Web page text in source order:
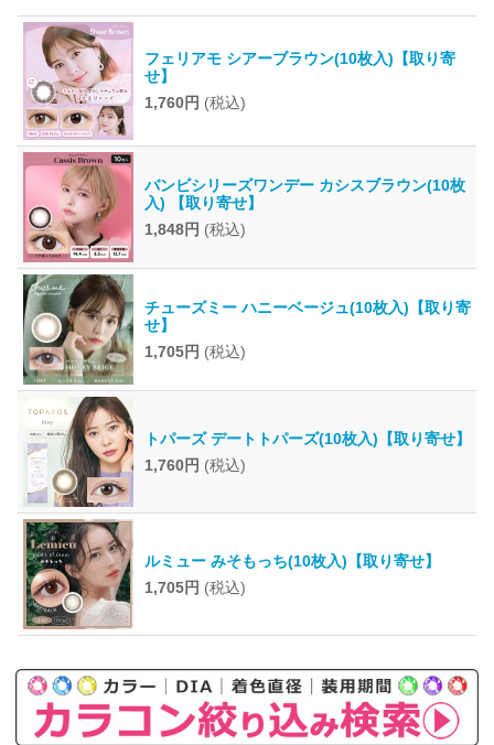
フェリアモ シアーブラウン(10枚入)【取り寄
せ】
1,760円 (税込)
バンビシリーズワンデー カシスブラウン(10枚
入) 【取り寄せ】
1,848円 (税込)
チューズミー ハニーベージュ(10枚入)【取り寄
せ】
1,705円 (税込)
トパーズ デートトパーズ(10枚入)【取り寄せ】
1,760円 (税込)
ルミュー みそもっち(10枚入)【取り寄せ】
1,705円 (税込)